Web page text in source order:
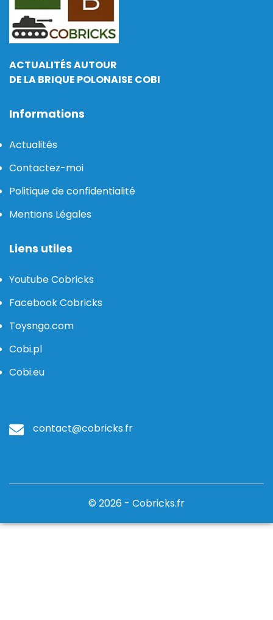
ACTUALITÉS AUTOUR
DE LA BRIQUE POLONAISE COBI
Informations
Actualités
Contactez-moi
Politique de confidentialité
Mentions Légales
Liens utiles
Youtube Cobricks
Facebook Cobricks
Toysngo.com
Cobi.pl
Cobi.eu
contact@cobricks.fr
© 2026 - Cobricks.fr